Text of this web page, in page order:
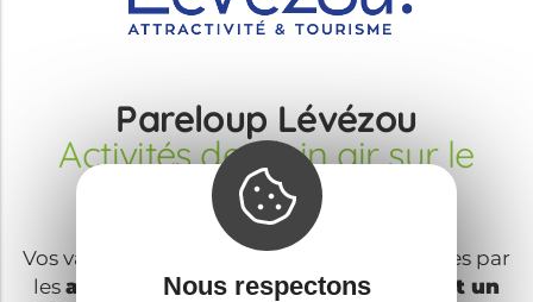
Pareloup Lévézou
Activités de plein air sur le
Lévézou
Vos vacances sur le Lévézou seront rythmées par
les activités de plein air.Le Lévézou est un
Nous respectons